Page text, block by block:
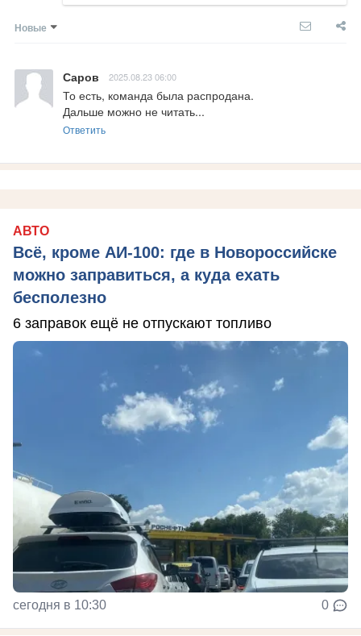
Новые
Саров 2025.08.23 06:00
То есть, команда была распродана.
Дальше можно не читать...
Ответить
АВТО
Всё, кроме АИ-100: где в Новороссийске
можно заправиться, а куда ехать
бесполезно
6 заправок ещё не отпускают топливо
сегодня в 10:30 0